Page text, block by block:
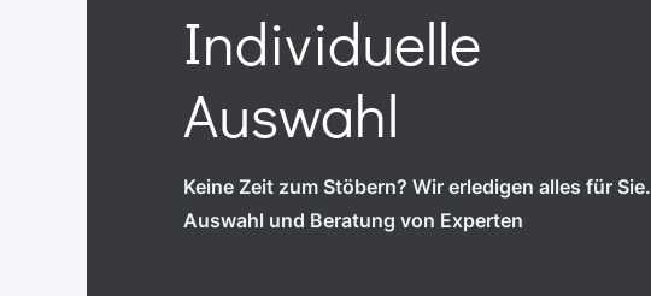
Individuelle
Auswahl
Keine Zeit zum Stöbern? Wir erledigen alles für Sie.
Auswahl und Beratung von Experten